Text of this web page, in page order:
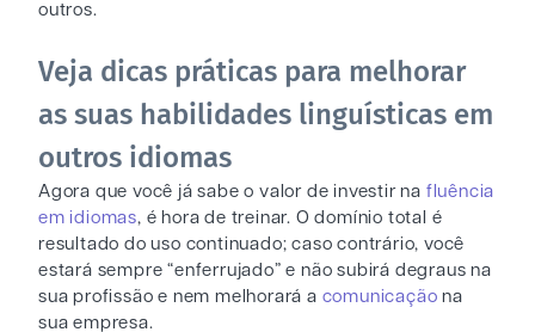
outros.
Veja dicas práticas para melhorar
as suas habilidades linguísticas em
outros idiomas
Agora que você já sabe o valor de investir na fluência
em idiomas, é hora de treinar. O domínio total é
resultado do uso continuado; caso contrário, você
estará sempre “enferrujado” e não subirá degraus na
sua profissão e nem melhorará a comunicação na
sua empresa.